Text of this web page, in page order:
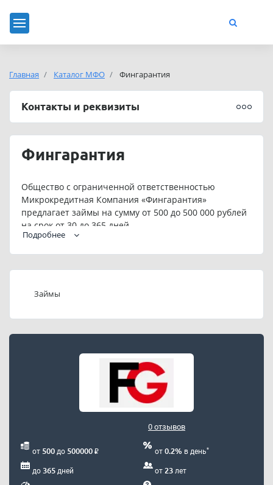
Главная Каталог МФО Фингарантия
Контакты и реквизиты
Фингарантия
Общество с ограниченной ответственностью
Микрокредитная Компания «Фингарантия»
предлагает займы на сумму от 500 до 500 000 рублей
на срок от 30 до 365 дней.
индивидуальные условия кредитования.
«Фингарантия»: 88482249427.
Подробнее
Займы
0 отзывов
от 500 до 500000 ₽ от 0.2% в день*
до 365 дней от 23 лет